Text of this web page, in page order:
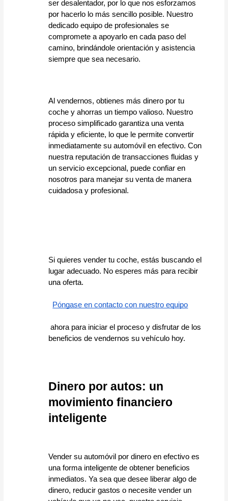
ser desalentador, por lo que nos esforzamos
por hacerlo lo más sencillo posible. Nuestro
dedicado equipo de profesionales se
compromete a apoyarlo en cada paso del
camino, brindándole orientación y asistencia
siempre que sea necesario.
Al vendernos, obtienes más dinero por tu
coche y ahorras un tiempo valioso. Nuestro
proceso simplificado garantiza una venta
rápida y eficiente, lo que le permite convertir
inmediatamente su automóvil en efectivo. Con
nuestra reputación de transacciones fluidas y
un servicio excepcional, puede confiar en
nosotros para manejar su venta de manera
cuidadosa y profesional.
Si quieres vender tu coche, estás buscando el
lugar adecuado. No esperes más para recibir
una oferta.
Póngase en contacto con nuestro equipo
ahora para iniciar el proceso y disfrutar de los
beneficios de vendernos su vehículo hoy.
Dinero por autos: un
movimiento financiero
inteligente
Vender su automóvil por dinero en efectivo es
una forma inteligente de obtener beneficios
inmediatos. Ya sea que desee liberar algo de
dinero, reducir gastos o necesite vender un